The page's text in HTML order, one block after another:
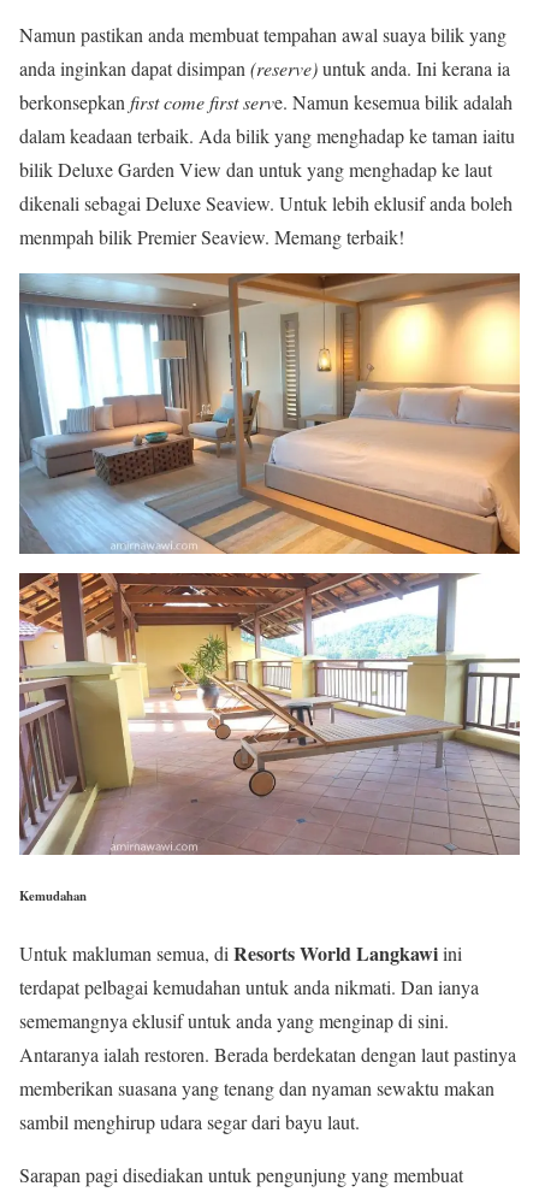
Namun pastikan anda membuat tempahan awal suaya bilik yang
anda inginkan dapat disimpan (reserve)untuk anda. Ini kerana ia
berkonsepkan first come first serve. Namun kesemua bilik adalah
dalam keadaan terbaik. Ada bilik yang menghadap ke taman iaitu
bilik Deluxe Garden View dan untuk yang menghadap ke laut
dikenali sebagai Deluxe Seaview. Untuk lebih eklusif anda boleh
menmpah bilik Premier Seaview. Memang terbaik!
Kemudahan
Untuk makluman semua, di Resorts World Langkawiini
terdapat pelbagai kemudahan untuk anda nikmati. Dan ianya
sememangnya eklusif untuk anda yang menginap di sini.
Antaranya ialah restoren. Berada berdekatan dengan laut pastinya
memberikan suasana yang tenang dan nyaman sewaktu makan
sambil menghirup udara segar dari bayu laut.
Sarapan pagi disediakan untuk pengunjung yang membuat